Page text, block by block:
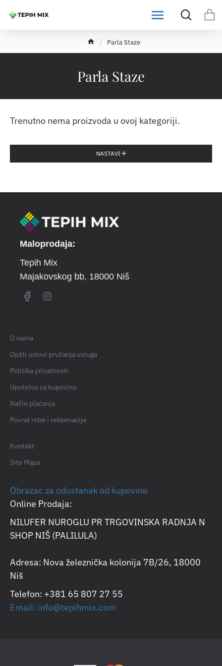
Parla Staze
h
o
Parla Staze
Trenutno nema proizvoda u ovoj kategoriji.
NASTAVI
Maloprodaja:
Tepih Mix
Majakovskog bb, 18000 Niš
O nama
Opšti uslovi pružanja usluga
Politika privatnosti
Uputstvo za kupovinu
Način plaćanja
Povrat robe i reklamacije
Kontakt
Site Mapa
Obrazac za odustanak od kupovine
Online Prodaja:
NILUFER NUROGLU PR TRGOVINSKA RADNJA N
SHOP NIŠ (PALILULA)
Adresa: Nova železnička kolonija 7B/26, 18000
Niš
Telefon: +381 65 807 27 55
Email: info@tepihmix.com